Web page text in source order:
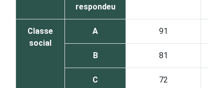
respondeu
Classe
social
A 91
B 81
C 72